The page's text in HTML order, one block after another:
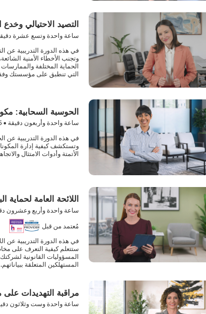
التصيد الاحتيالي وخدع
ساعة واحدة وتسع عشرة
في هذه الدورة التدريبية عن
وتجنب الأخطاء الأمنية
الحماية المختلفة
التي تنطبق على مؤسستك
الحوسبة السحابية:
ساعة واحدة وأربعون دقيقة •
في هذه الدورة التدريبية عن
وتستكشف كيفية إدارة
الأتمتة وأدوات الامتثال
اللائحة العامة لحماية
ساعة واحدة وأربع وعشرون
مُعتمد من قبل
ستتعلم كيفية التعرف على
المسؤوليات القانونية
المستهلكين المتعلقة ببياناتهم.
مراقبة التهديدات
ساعة واحدة وست وثلاثون